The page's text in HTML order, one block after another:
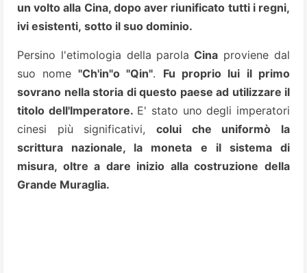
un volto alla Cina, dopo aver riunificato tutti i regni,
ivi esistenti, sotto il suo dominio.
Persino l'etimologia della parola Cina proviene dal
suo nome "Ch'in"o "Qin". Fu proprio lui il primo
sovrano nella storia di questo paese ad utilizzare il
titolo dell'Imperatore. E' stato uno degli imperatori
cinesi più significativi, colui che uniformò la
scrittura nazionale, la moneta e il sistema di
misura, oltre a dare inizio alla costruzione della
Grande Muraglia.